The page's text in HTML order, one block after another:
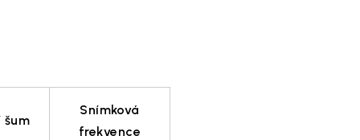
Snímková
frekvence